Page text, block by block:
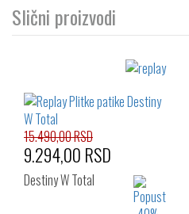
Slični proizvodi
15.490,00 RSD
9.294,00 RSD
Destiny W Total